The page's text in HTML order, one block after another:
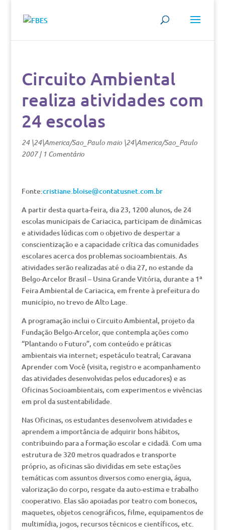
Circuito Ambiental
realiza atividades com
24 escolas
24 \24\America/Sao_Paulo maio \24\America/Sao_Paulo
2007| 1 Comentário
Fonte:cristiane.bloise@contatusnet.com.br
A partir desta quarta-feira, dia 23, 1200 alunos, de 24
escolas municipais de Cariacica, participam de dinâmicas
e atividades lúdicas com o objetivo de despertar a
conscientização e a capacidade crítica das comunidades
escolares acerca dos problemas socioambientais. As
atividades serão realizadas até o dia 27, no estande da
Belgo-Arcelor Brasil – Usina Grande Vitória, durante a 1ª
Feira Ambiental de Cariacica, em frente à prefeitura do
município, no trevo de Alto Lage.
A programação inclui o Circuito Ambiental, projeto da
Fundação Belgo-Arcelor, que contempla ações como
“Plantando o Futuro”, com conteúdo e práticas
ambientais via internet; espetáculo teatral; Caravana
Aprender com Você (visita, registro e acompanhamento
das atividades desenvolvidas pelos educadores) e as
Oficinas Socioambientais, com experimentos e vivências
em prol da sustentabilidade.
Nas Oficinas, os estudantes desenvolvem atividades e
aprendem a importância de adquirir bons hábitos,
contribuindo para a formação escolar e cidadã. Com uma
estrutura de 320 metros quadrados e transporte
próprio, as oficinas são divididas em sete estações
temáticas com assuntos diversos como energia, água,
valorização do corpo, resgate da auto-estima e trabalho
cooperativo. Elas são apoiadas por teatro com bonecos,
maquetes, objetos cenográficos, filme, equipamentos de
multimídia, jogos, recursos técnicos e científicos, etc.